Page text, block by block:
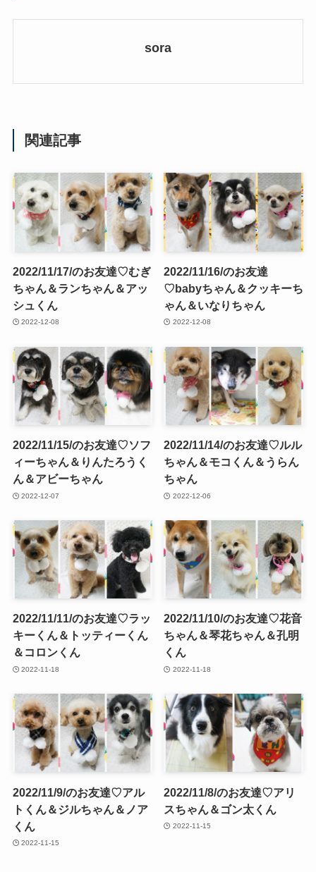
sora
関連記事
2022/11/17/のお友達♡むぎ
ちゃん＆ランちゃん＆アッ
シュくん
2022-12-08
2022/11/16/のお友達
♡babyちゃん＆クッキーち
ゃん＆いなりちゃん
2022-12-08
2022/11/15/のお友達♡ソフ
ィーちゃん＆りんたろうく
ん＆アビーちゃん
2022-12-07
2022/11/14/のお友達♡ルル
ちゃん＆モコくん＆うらん
ちゃん
2022-12-06
2022/11/11/のお友達♡ラッ
キーくん＆トッティーくん
＆コロンくん
2022-11-18
2022/11/10/のお友達♡花音
ちゃん＆琴花ちゃん＆孔明
くん
2022-11-18
2022/11/9/のお友達♡アル
トくん＆ジルちゃん＆ノア
くん
2022-11-15
2022/11/8/のお友達♡アリ
スちゃん＆ゴン太くん
2022-11-15